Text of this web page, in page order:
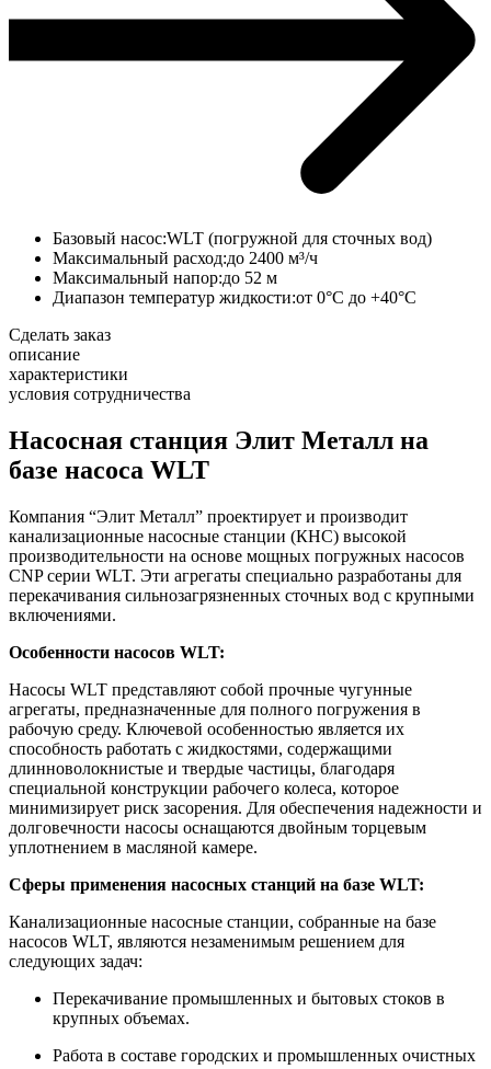
Базовый насос:WLT (погружной для сточных вод)
Максимальный расход:до 2400 м³/ч
Максимальный напор:до 52 м
Диапазон температур жидкости:от 0°С до +40°С
Сделать заказ
описание
характеристики
условия сотрудничества
Насосная станция Элит Металл на
базе насоса WLT
Компания “Элит Металл” проектирует и производит
канализационные насосные станции (КНС) высокой
производительности на основе мощных погружных насосов
CNP серии WLT. Эти агрегаты специально разработаны для
перекачивания сильнозагрязненных сточных вод с крупными
включениями.
Особенности насосов WLT:
Насосы WLT представляют собой прочные чугунные
агрегаты, предназначенные для полного погружения в
рабочую среду. Ключевой особенностью является их
способность работать с жидкостями, содержащими
длинноволокнистые и твердые частицы, благодаря
специальной конструкции рабочего колеса, которое
минимизирует риск засорения. Для обеспечения надежности и
долговечности насосы оснащаются двойным торцевым
уплотнением в масляной камере.
Сферы применения насосных станций на базе WLT:
Канализационные насосные станции, собранные на базе
насосов WLT, являются незаменимым решением для
следующих задач:
Перекачивание промышленных и бытовых стоков в
крупных объемах.
Работа в составе городских и промышленных очистных